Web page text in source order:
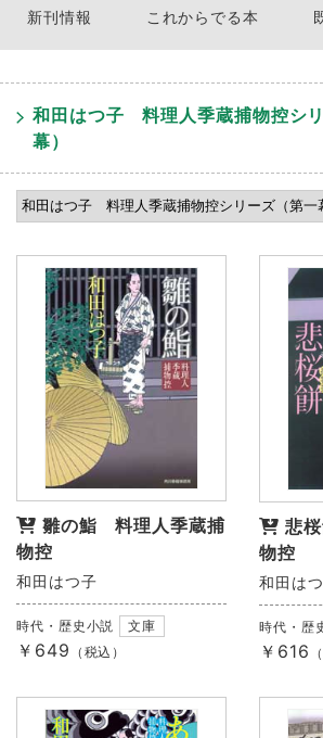
新刊情報 これからでる本
和田はつ子 料理人季蔵捕物控シ
幕）
雛の鮨 料理人季蔵捕
物控
和田はつ子
時代・歴史小説 文庫
￥649 （税込）
悲
物控
和田は
時代・歴
￥616